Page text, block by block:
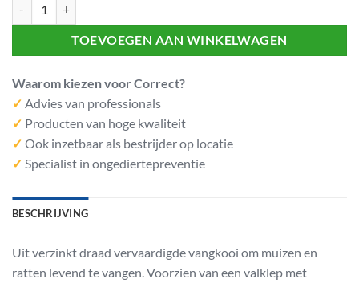
TOEVOEGEN AAN WINKELWAGEN
Waarom kiezen voor Correct?
✓ Advies van professionals
✓ Producten van hoge kwaliteit
✓ Ook inzetbaar als bestrijder op locatie
✓ Specialist in ongediertepreventie
BESCHRIJVING
Uit verzinkt draad vervaardigde vangkooi om muizen en
ratten levend te vangen. Voorzien van een valklep met